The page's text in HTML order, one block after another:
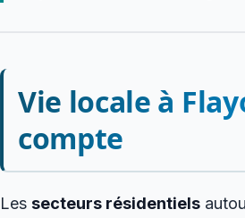
Vie locale à
compte
Les secteurs résidentiels